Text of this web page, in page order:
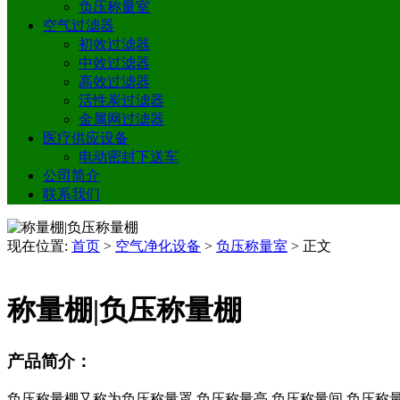
负压称量室
空气过滤器
初效过滤器
中效过滤器
高效过滤器
活性炭过滤器
金属网过滤器
医疗供应设备
电动密封下送车
公司简介
联系我们
现在位置: 首页 > 空气净化设备 > 负压称量室 > 正文
称量棚|负压称量棚
产品简介：